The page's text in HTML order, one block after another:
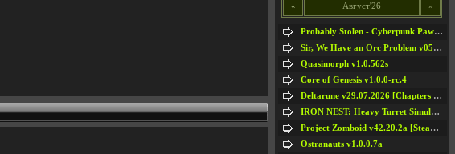
« Август'26 »
Probably Stolen - Cyberpunk Pawnshop Simulator v048c [Playtest]
Sir, We Have an Orc Problem v05.08.2026
Quasimorph v1.0.562s
Core of Genesis v1.0.0-rc.4
Deltarune v29.07.2026 [Chapters 1-5] / + RUS [Chapters 1-5]
IRON NEST: Heavy Turret Simulator v1.0a
Project Zomboid v42.20.2a [Steam Early Access]
Ostranauts v1.0.0.7a